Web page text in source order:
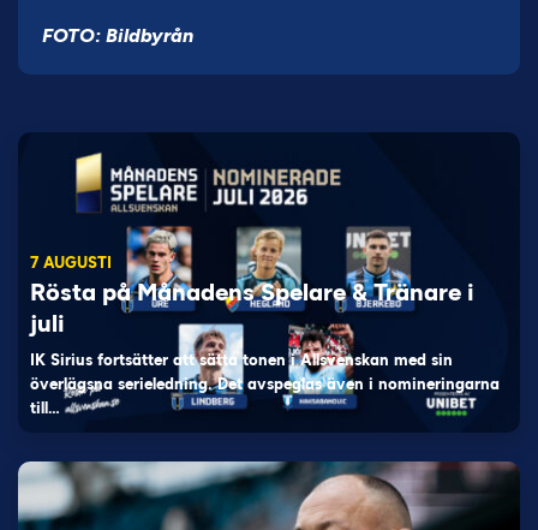
FOTO: Bildbyrån
7 AUGUSTI
Rösta på Månadens Spelare & Tränare i
juli
IK Sirius fortsätter att sätta tonen i Allsvenskan med sin
överlägsna serieledning. Det avspeglas även i nomineringarna
till…